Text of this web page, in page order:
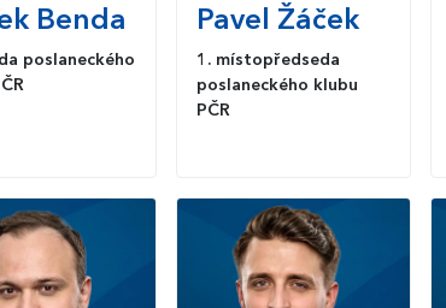
Benda
poslaneckého
Pavel Žáček
1. místopředseda
poslaneckého klubu
PČR